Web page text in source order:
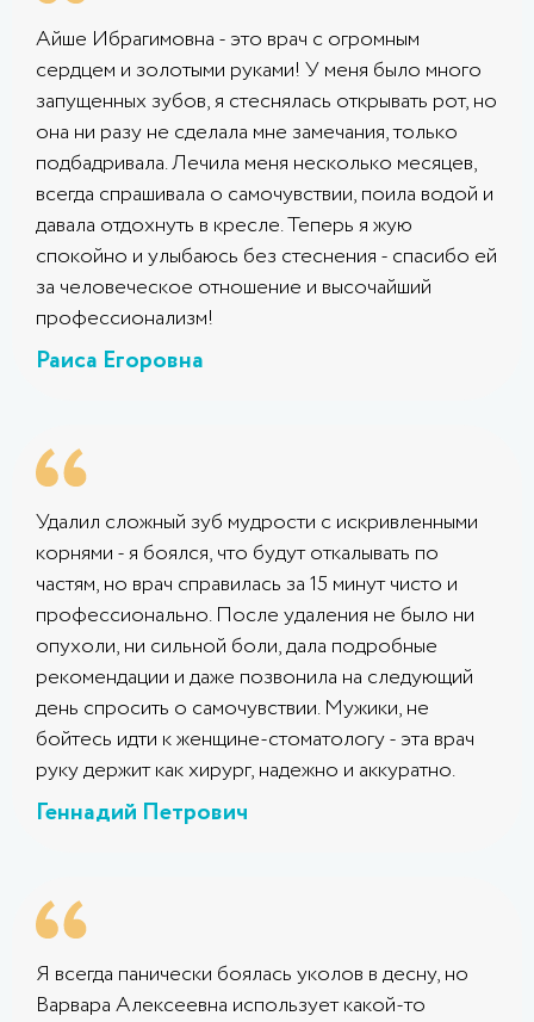
Айше Ибрагимовна - это врач с огромным
сердцем и золотыми руками! У меня было много
запущенных зубов, я стеснялась открывать рот, но
она ни разу не сделала мне замечания, только
подбадривала. Лечила меня несколько месяцев,
всегда спрашивала о самочувствии, поила водой и
давала отдохнуть в кресле. Теперь я жую
спокойно и улыбаюсь без стеснения - спасибо ей
за человеческое отношение и высочайший
профессионализм!
Раиса Егоровна
Удалил сложный зуб мудрости с искривленными
корнями - я боялся, что будут откалывать по
частям, но врач справилась за 15 минут чисто и
профессионально. После удаления не было ни
опухоли, ни сильной боли, дала подробные
рекомендации и даже позвонила на следующий
день спросить о самочувствии. Мужики, не
бойтесь идти к женщине-стоматологу - эта врач
руку держит как хирург, надежно и аккуратно.
Геннадий Петрович
Я всегда панически боялась уколов в десну, но
Варвара Алексеевна использует какой-то